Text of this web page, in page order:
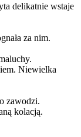
delikatnie wstaje
za nim.
Niewielka
zawodzi.
kolacją.